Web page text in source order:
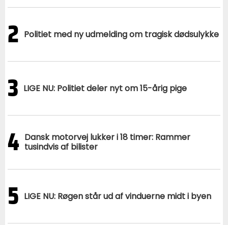
2 Politiet med ny udmelding om tragisk dødsulykke
3 LIGE NU: Politiet deler nyt om 15-årig pige
4 Dansk motorvej lukker i 18 timer: Rammer
tusindvis af bilister
5 LIGE NU: Røgen står ud af vinduerne midt i byen